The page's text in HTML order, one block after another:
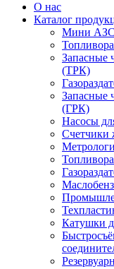
О нас
Каталог
Мини АЗС,
Запасные
(ТРК)
Запасные
(ГРК)
Насосы
Счетчики
Катушки